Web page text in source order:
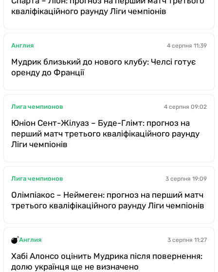
кваліфікаційного раунду Ліги чемпіонів
Англия 4 серпня 11:39
Мудрик близький до нового клубу: Челсі готує
оренду до Франції
Лига чемпионов 4 серпня 09:02
Юніон Сент-Жілуаз – Буде-Глімт: прогноз на
перший матч третього кваліфікаційного раунду
Ліги чемпіонів
Лига чемпионов 3 серпня 19:09
Олімпіакос – Неймеген: прогноз на перший матч
третього кваліфікаційного раунду Ліги чемпіонів
Англия 3 серпня 11:27
Хабі Алонсо оцінить Мудрика після повернення:
долю українця ще не визначено